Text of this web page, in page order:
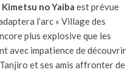
no Yaiba est prévue
l’arc « Village des
plus explosive que les
avec impatience de découvrir
et ses amis affronter de